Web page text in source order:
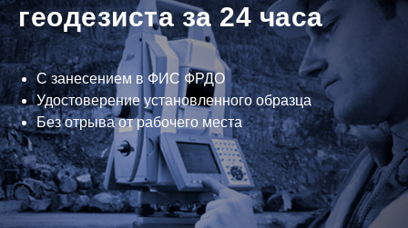
геодезиста за 24 часа
С занесением в ФИС ФРДО
Удостоверение установленного образца
Без отрыва от рабочего места